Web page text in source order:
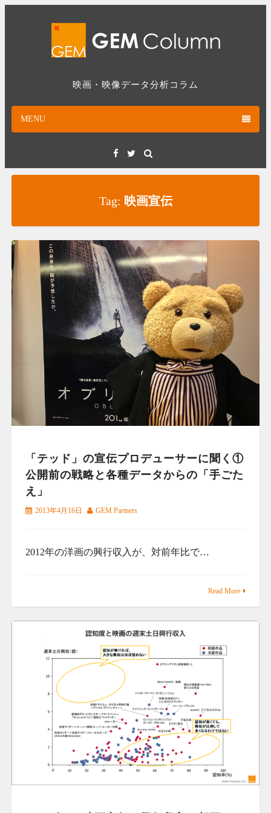
映画・映像データ分析コラム
MENU
Facebook
Twitter
Tag: 映画宣伝
「テッド」の宣伝プロデューサーに聞く①
公開前の戦略と各種データからの「手ごた
え」
2013年4月16日 GEM Partners
2012年の洋画の興行収入が、対前年比で…
Read More